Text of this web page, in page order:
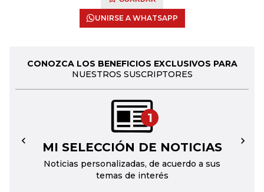
UNIRSE A WHATSAPP
CONOZCA LOS BENEFICIOS EXCLUSIVOS PARA
NUESTROS SUSCRIPTORES
1
MI SELECCIÓN DE NOTICIAS
Noticias personalizadas, de acuerdo a sus
temas de interés
← →